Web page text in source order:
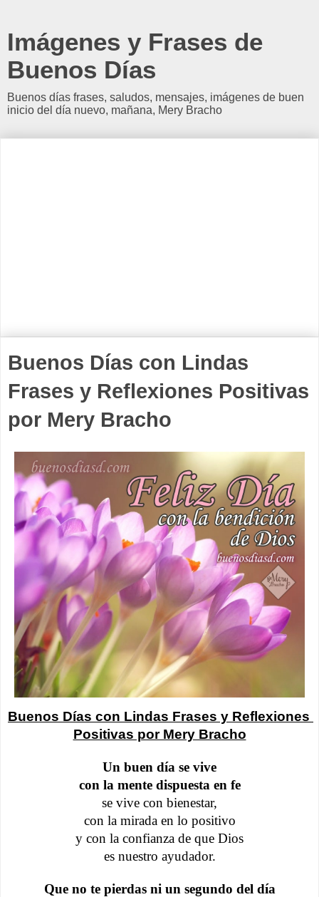
Imágenes y Frases de
Buenos Días
Buenos días frases, saludos, mensajes, imágenes de buen
inicio del día nuevo, mañana, Mery Bracho
Buenos Días con Lindas
Frases y Reflexiones Positivas
por Mery Bracho
Buenos Días con Lindas Frases y Reflexiones
Positivas por Mery Bracho
Un buen día se vive
con la mente dispuesta en fe
se vive con bienestar,
con la mirada en lo positivo
y con la confianza de que Dios
es nuestro ayudador.
Que no te pierdas ni un segundo del día